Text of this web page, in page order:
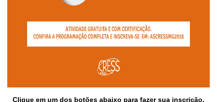
Clique em um dos botões abaixo para fazer sua inscrição.